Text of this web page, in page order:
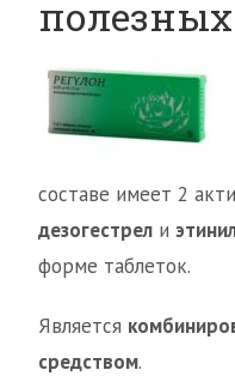
полезных
составе имеет 2
дезогестрел и
форме таблеток.
Является
средством.